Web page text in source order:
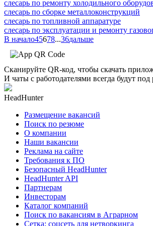
слесарь по ремонту холодильного
слесарь по сборке металлоконструкций
слесарь по топливной аппаратуре
слесарь по эксплуатации и ремонту
В начало45678...36дальше
Сканируйте QR-код, чтобы скачать
И чаты с работодателями всегда будут под
HeadHunter
Размещение вакансий
Поиск по резюме
О компании
Наши вакансии
Реклама на сайте
Требования к ПО
Безопасный HeadHunter
HeadHunter API
Партнерам
Инвесторам
Каталог компаний
Поиск по вакансиям в Аграрном
Сетка: соцсеть для нетворкинга